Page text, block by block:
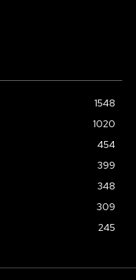
1548
1020
454
399
348
309
245